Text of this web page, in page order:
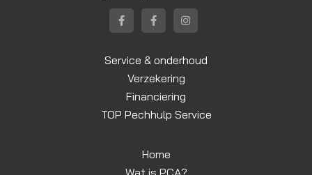
Service & onderhoud
Verzekering
Financiering
TOP Pechhulp Service
Home